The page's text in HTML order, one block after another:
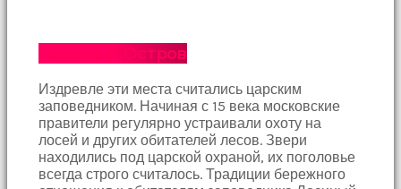
başladım
banyoda
gördüğümde
memelerinin
fotoğrafını
selfie
çekerken
Лосиный Остров
Издревле эти места считались царским
заповедником. Начиная с 15 века московские
правители регулярно устраивали охоту на
лосей и других обитателей лесов. Звери
находились под царской охраной, их поголовье
всегда строго считалось. Традиции бережного